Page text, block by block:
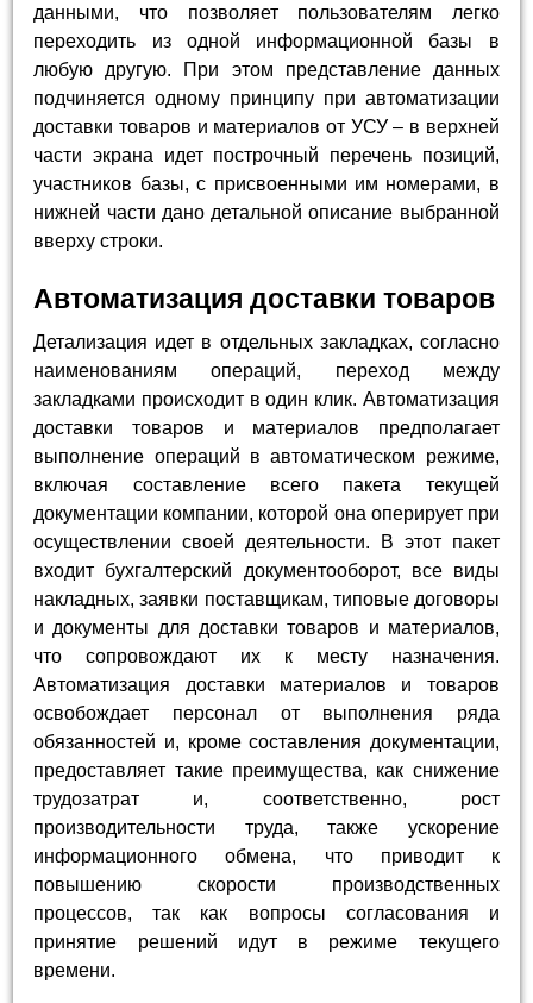
данными, что позволяет пользователям легко
переходить из одной информационной базы в
любую другую. При этом представление данных
подчиняется одному принципу при автоматизации
доставки товаров и материалов от УСУ – в верхней
части экрана идет построчный перечень позиций,
участников базы, с присвоенными им номерами, в
нижней части дано детальной описание выбранной
вверху строки.
Автоматизация доставки товаров
Детализация идет в отдельных закладках, согласно
наименованиям операций, переход между
закладками происходит в один клик. Автоматизация
доставки товаров и материалов предполагает
выполнение операций в автоматическом режиме,
включая составление всего пакета текущей
документации компании, которой она оперирует при
осуществлении своей деятельности. В этот пакет
входит бухгалтерский документооборот, все виды
накладных, заявки поставщикам, типовые договоры
и документы для доставки товаров и материалов,
что сопровождают их к месту назначения.
Автоматизация доставки материалов и товаров
освобождает персонал от выполнения ряда
обязанностей и, кроме составления документации,
предоставляет такие преимущества, как снижение
трудозатрат и, соответственно, рост
производительности труда, также ускорение
информационного обмена, что приводит к
повышению скорости производственных
процессов, так как вопросы согласования и
принятие решений идут в режиме текущего
времени.